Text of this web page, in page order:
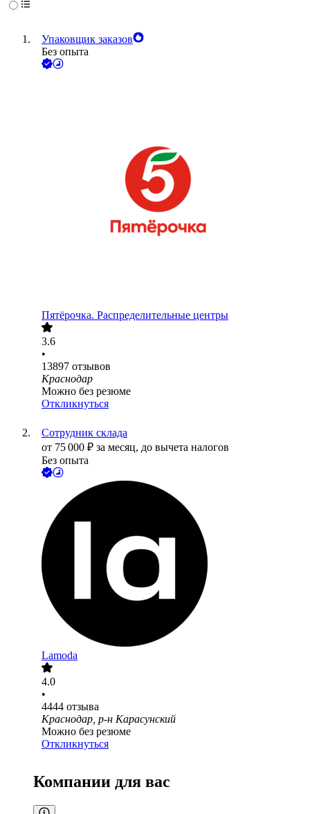
Упаковщик заказов
Без опыта
Пятёрочка. Распределительные центры
3.6
•
13897 отзывов
Краснодар
Можно без резюме
Откликнуться
Сотрудник склада
от 75 000 ₽ за месяц, до вычета налогов
Без опыта
Lamoda
4.0
•
4444 отзыва
Краснодар, р-н Карасунский
Можно без резюме
Откликнуться
Компании для вас